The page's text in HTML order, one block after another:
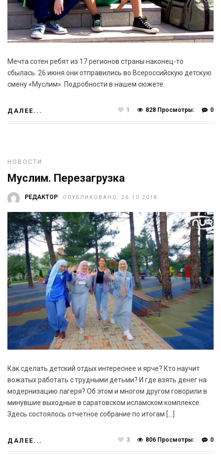
Мечта сотен ребят из 17 регионов страны наконец-то
сбылась. 26 июня они отправились во Всероссийскую детскую
смену «Муслим». Подробности в нашем сюжете.
ДАЛЕЕ... 0
828 Просмотры:
1
НОВОСТИ
Муслим. Перезагрузка
РЕДАКТОР ОПУБЛИКОВАНО: 26.10.2018
Как сделать детский отдых интереснее и ярче? Кто научит
вожатых работать с трудными детьми? И где взять денег на
модернизацию лагеря? Об этом и многом другом говорили в
минувшие выходные в саратовском исламском комплексе.
Здесь состоялось отчетное собрание по итогам […]
ДАЛЕЕ... 0
806 Просмотры:
3